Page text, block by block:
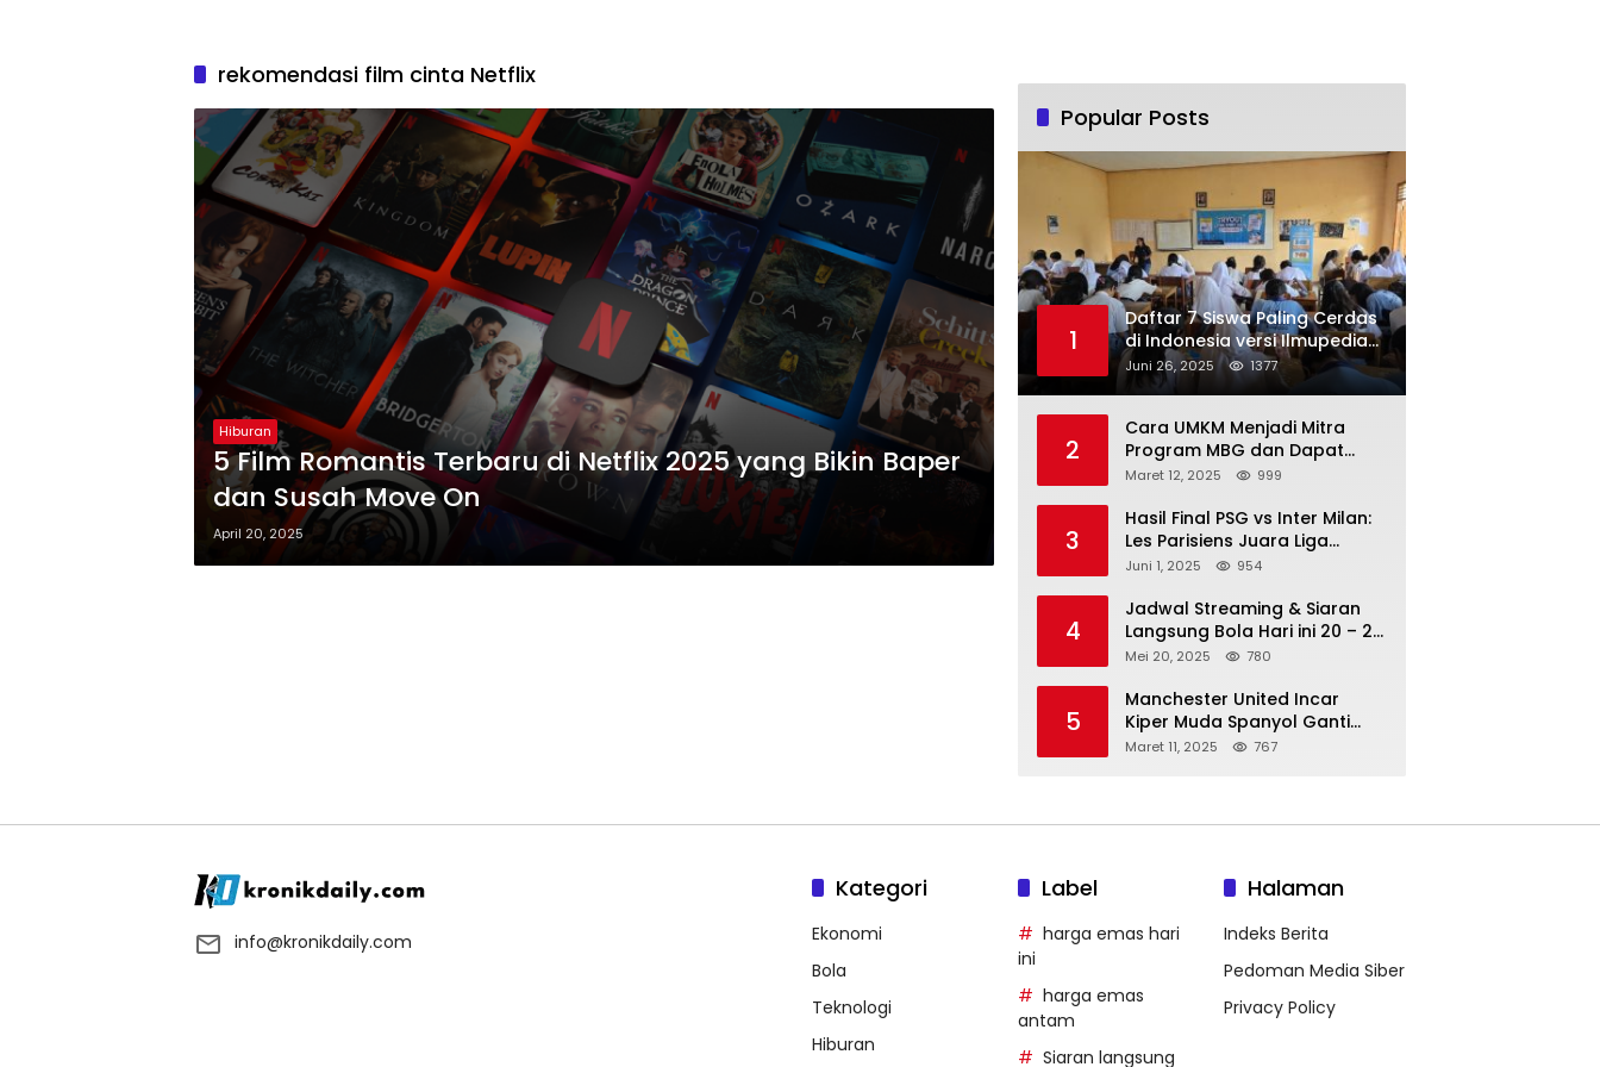
rekomendasi film cinta Netflix
Hiburan
5 Film Romantis Terbaru di Netflix 2025 yang Bikin Baper
dan Susah Move On
April 20, 2025
Popular Posts
1
Daftar 7 Siswa Paling Cerdas
di Indonesia versi Ilmupedia
Tryout UTBK 2025
Juni 26, 2025 1377
2
Cara UMKM Menjadi Mitra
Program MBG dan Dapat
Modal Hingga Rp500 Juta
Maret 12, 2025 999
3
Hasil Final PSG vs Inter Milan:
Les Parisiens Juara Liga
Champions 2025 usai Bantai il
Juni 1, 2025 954
4
Jadwal Streaming & Siaran
Langsung Bola Hari ini 20 – 21
Mei 2025: Manchester City vs
Mei 20, 2025 780
5
Manchester United Incar
Kiper Muda Spanyol Ganti
Andre Onana
Maret 11, 2025 767
info@kronikdaily.com
Kategori
Ekonomi
Bola
Teknologi
Hiburan
Label
harga emas hari
ini
harga emas
antam
Siaran langsung
Halaman
Indeks Berita
Pedoman Media Siber
Privacy Policy